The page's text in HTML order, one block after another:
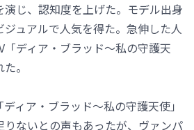
演じ、認知度を上げた。モデル出身
ュアルで人気を得た。急伸した人
「ディア・ブラッド～私の守護天
。
ィア・ブラッド～私の守護天使」
ないとの声もあったが、ヴァンパ